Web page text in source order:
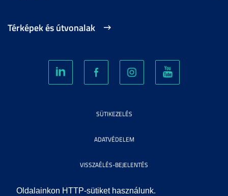
Oldalainkon HTTP-sütiket használunk.
Térképek és útvonalak
SÜTIKEZELÉS
ADATVÉDELEM
VISSZAÉLÉS-BEJELENTÉS
KÖZÉRDEKŰ ADATOK